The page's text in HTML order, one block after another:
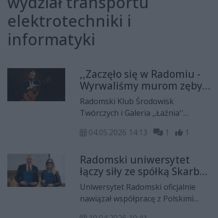
elektrotechniki i
informatyki
,,Zaczęło się w Radomiu -
Wyrwaliśmy murom zęby
krat'' - 33. Ogólnopolski
Turniej Śpiewających
Poezję
Radomski Klub Środowisk
Twórczych i Galeria ,,Łaźnia''
Turniej Śpiewających Poezję.
zabrzmią piosenki do wierszy Jacka
Kaczmarskiego i Zbigniewa
Herberta. Pierwsze spotkanie
odbędzie się 7 maja.
04.05.2026 14:13 1 1
Radomski uniwersytet
łączy siły ze spółką Skarbu
Państwa. Nowe możliwości
dla studentów
Uniwersytet Radomski oficjalnie
nawiązał współpracę z Polskimi